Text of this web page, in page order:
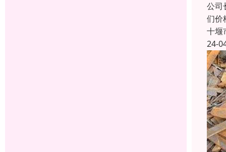
公司
们价
十堰
24-